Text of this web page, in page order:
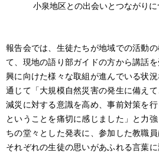
小泉地区との出会いとつながり
報告会では、生徒たちが地域での活動
て、現地の語り部ガイドの方から講話
興に向けた様々な取組が進んでいる状
通じて「大規模自然災害の発生に備え
減災に対する意識を高め、事前対策を
ということを痛切に感じました」と力
ちの堂々とした発表に、参加した教職
それぞれの生徒の思いがあふれる言葉